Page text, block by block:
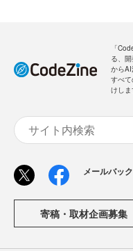
「
る、
からAI
すべ
けしま
メールバッ
寄稿・取材企画募集